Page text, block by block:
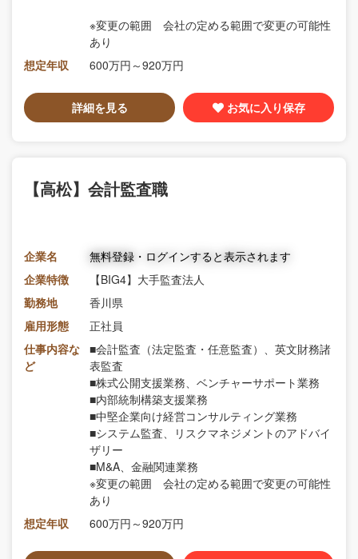
※変更の範囲 会社の定める範囲で変更の可能性
あり
想定年収
600万円～920万円
詳細を見る お気に入り保存
【高松】会計監査職
企業名
無料登録・ログインすると表示されます
企業特徴
【BIG4】大手監査法人
勤務地
香川県
雇用形態
正社員
仕事内容な
ど
■会計監査（法定監査・任意監査）、英文財務諸
表監査
■株式公開支援業務、ベンチャーサポート業務
■内部統制構築支援業務
■中堅企業向け経営コンサルティング業務
■システム監査、リスクマネジメントのアドバイ
ザリー
■M&A、金融関連業務
※変更の範囲 会社の定める範囲で変更の可能性
あり
想定年収
600万円～920万円